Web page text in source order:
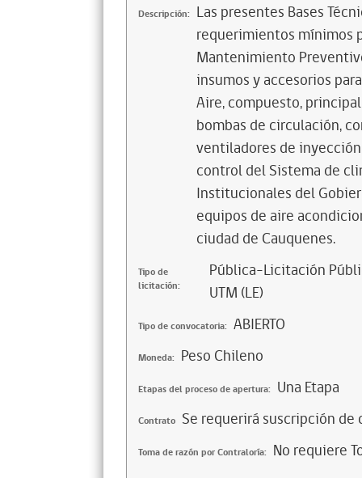
Descripción: Las presentes Bases
requerimientos mínimos
Mantenimiento
insumos y accesorios
Aire, compuesto,
bombas de circulación,
ventiladores de
control del Sistema de
Institucionales del
equipos de aire
ciudad de Cauquenes.
Tipo de
licitación:
Pública-Licitación
UTM (LE)
Tipo de convocatoria: ABIERTO
Moneda: Peso Chileno
Etapas del proceso de apertura: Una Etapa
Contrato Se requerirá suscripción
Toma de razón por Contraloría: No requiere